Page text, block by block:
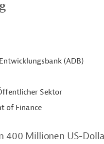
(ADB)
Sektor
of Finance
400 Millionen US-